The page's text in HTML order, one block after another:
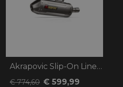
Akrapovic Slip-On Line (Titanium) CFMoto
€ 774,60 € 599,99